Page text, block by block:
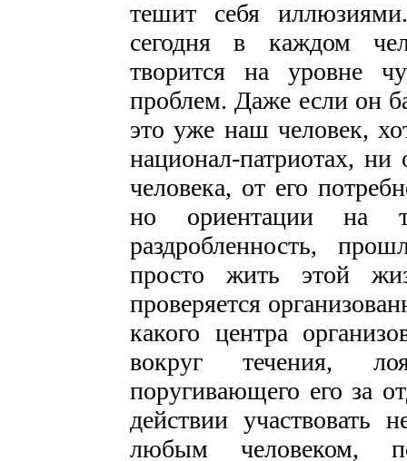
тешит себя
сегодня в каждом
творится на уровне
проблем. Даже если он
это уже наш человек,
национал-патриотах,
человека, от его
но ориентации на
раздробленность,
просто жить этой
проверяется
какого центра
вокруг течения,
поругивающего его за
действии участвовать
любым человеком,